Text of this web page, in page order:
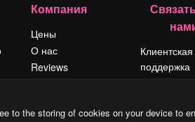
Компания
Цены
О нас
Reviews
Блог
Клиентская
поддержка
LinkedIn
to the storing of cookies on your device to